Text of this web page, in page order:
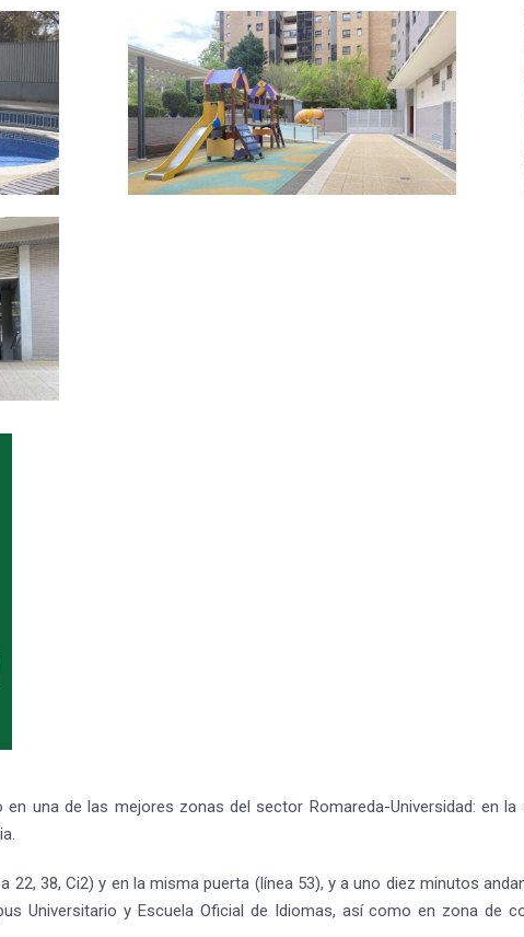
en una de las mejores zonas del sector Romareda-Universidad: en
22, 38, Ci2) y en la misma puerta (línea 53), y a uno diez minutos
Universitario y Escuela Oficial de Idiomas, así como en zona de